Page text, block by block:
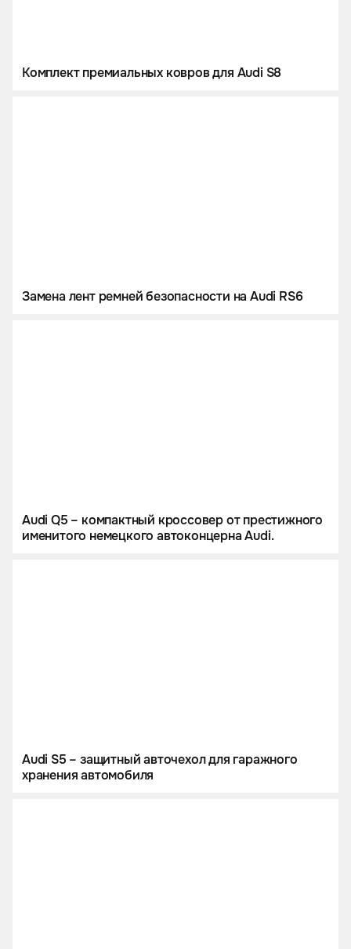
Комплект премиальных ковров для Audi S8
Замена лент ремней безопасности на Audi RS6
Audi Q5 – компактный кроссовер от престижного
именитого немецкого автоконцерна Audi.
Audi S5 – защитный авточехол для гаражного
хранения автомобиля